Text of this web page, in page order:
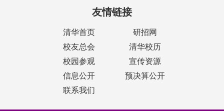
友情链接
清华首页
研招网
校友总会
清华校历
校园参观
宣传资源
信息公开
预决算公开
联系我们